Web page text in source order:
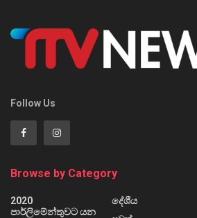
Follow Us
Browse by Category
2020
පාර්ලිමේන්තුවට යන
දේශීය